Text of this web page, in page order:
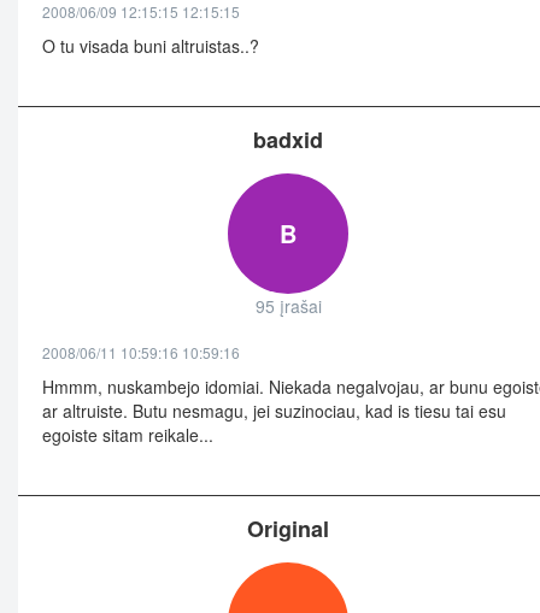
2008/06/09 12:15:15 12:15:15
O tu visada buni altruistas..?
badxid
B
95 įrašai
2008/06/11 10:59:16 10:59:16
Hmmm, nuskambejo idomiai. Niekada negalvojau, ar bunu
ar altruiste. Butu nesmagu, jei suzinociau, kad is tiesu tai esu
egoiste sitam reikale...
Original